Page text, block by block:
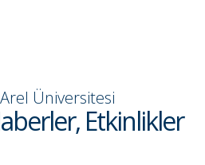
Üniversitesi
Etkinlikler